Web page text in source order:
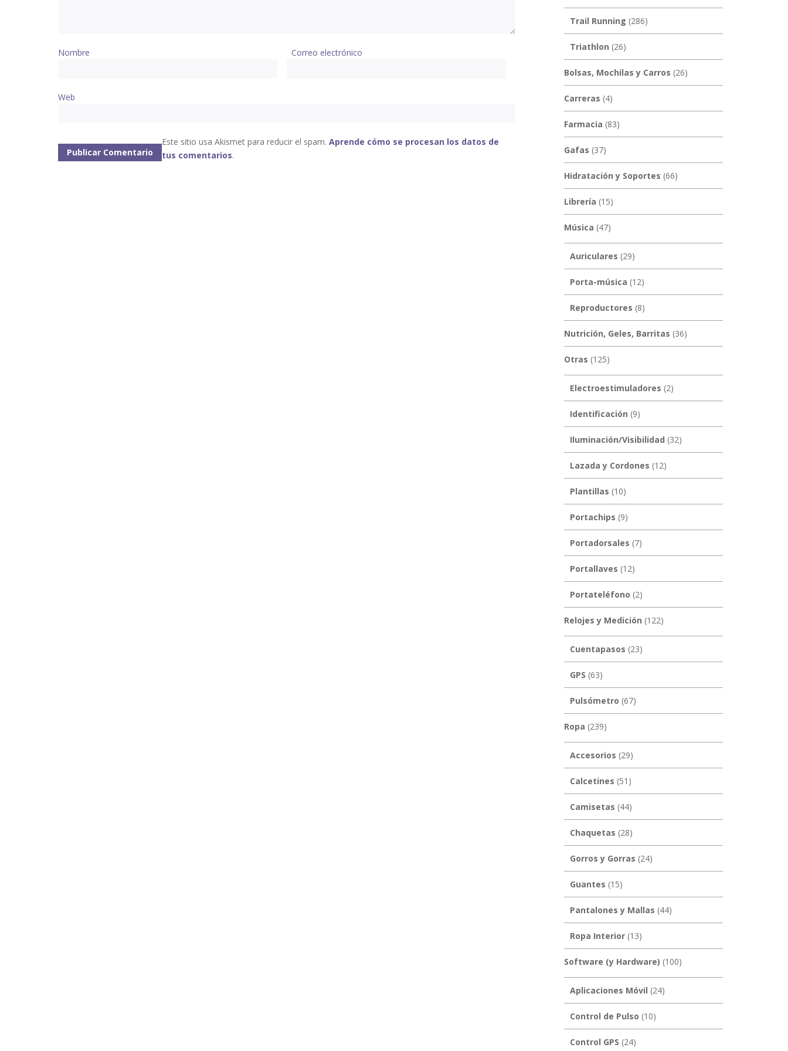
Nombre Correo electrónico
Web
Este sitio usa Akismet para reducir el spam. Aprende cómo se procesan los datos de
tus comentarios.
Trail Running (286)
Triathlon (26)
Bolsas, Mochilas y Carros (26)
Carreras (4)
Farmacia (83)
Gafas (37)
Hidratación y Soportes (66)
Librería (15)
Música (47)
Auriculares (29)
Porta-música (12)
Reproductores (8)
Nutrición, Geles, Barritas (36)
Otras (125)
Electroestimuladores (2)
Identificación (9)
Iluminación/Visibilidad (32)
Lazada y Cordones (12)
Plantillas (10)
Portachips (9)
Portadorsales (7)
Portallaves (12)
Portateléfono (2)
Relojes y Medición (122)
Cuentapasos (23)
GPS (63)
Pulsómetro (67)
Ropa (239)
Accesorios (29)
Calcetines (51)
Camisetas (44)
Chaquetas (28)
Gorros y Gorras (24)
Guantes (15)
Pantalones y Mallas (44)
Ropa Interior(13)
Software (y Hardware) (100)
Aplicaciones Móvil (24)
Control de Pulso (10)
Control GPS (24)